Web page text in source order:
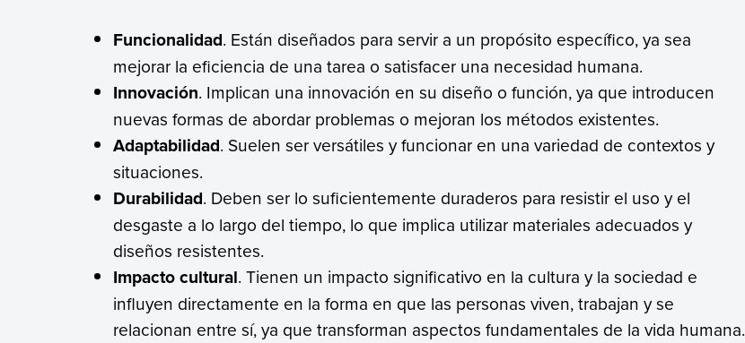
Funcionalidad. Están diseñados para servir a un propósito específico, ya sea
mejorar la eficiencia de una tarea o satisfacer una necesidad humana.
Innovación. Implican una innovación en su diseño o función, ya que introducen
nuevas formas de abordar problemas o mejoran los métodos existentes.
Adaptabilidad. Suelen ser versátiles y funcionar en una variedad de contextos y
situaciones.
Durabilidad. Deben ser lo suficientemente duraderos para resistir el uso y el
desgaste a lo largo del tiempo, lo que implica utilizar materiales adecuados y
diseños resistentes.
Impacto cultural. Tienen un impacto significativo en la cultura y la sociedad e
influyen directamente en la forma en que las personas viven, trabajan y se
relacionan entre sí, ya que transforman aspectos fundamentales de la vida humana.